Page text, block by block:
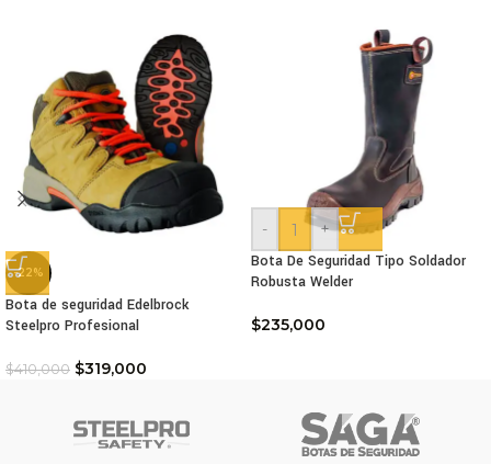
-22%
Bota de seguridad Edelbrock
Steelpro Profesional
$410,000 $319,000
-
+
Bota De Seguridad Tipo Soldador
Robusta Welder
$235,000